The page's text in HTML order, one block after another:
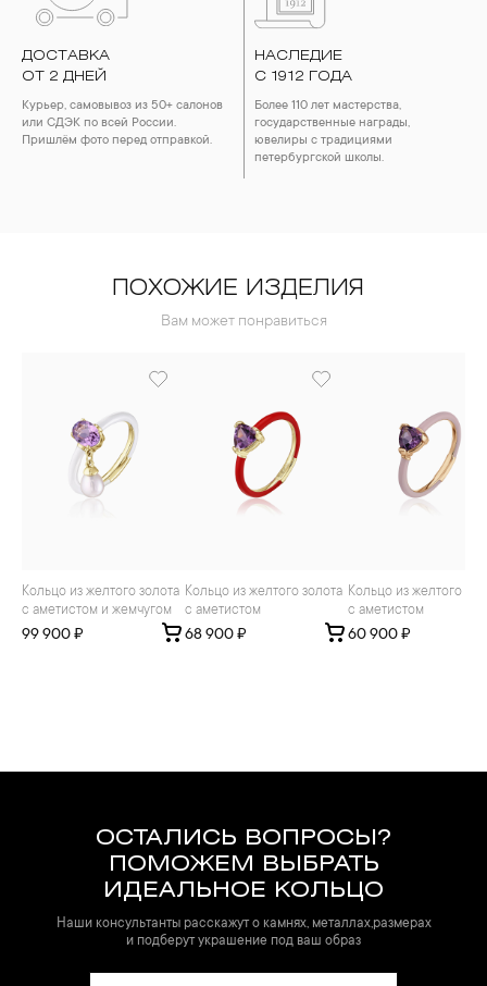
ДОСТАВКА
ОТ 2 ДНЕЙ
Курьер, самовывоз из 50+ салонов
или СДЭК по всей России.
Пришлём фото перед отправкой.
НАСЛЕДИЕ
С 1912 ГОДА
Более 110 лет мастерства,
государственные награды,
ювелиры с традициями
петербургской школы.
ПОХОЖИЕ ИЗДЕЛИЯ
Вам может понравиться
Кольцо из желтого золота
с аметистом и жемчугом
99 900 ₽
Кольцо из желтого золота
с аметистом
68 900 ₽
Кольцо из желтого золота
с аметистом
60 900 ₽
ОСТАЛИСЬ ВОПРОСЫ?
ПОМОЖЕМ ВЫБРАТЬ
ИДЕАЛЬНОЕ КОЛЬЦО
Наши консультанты расскажут о камнях, металлах,размерах
и подберут украшение под ваш образ